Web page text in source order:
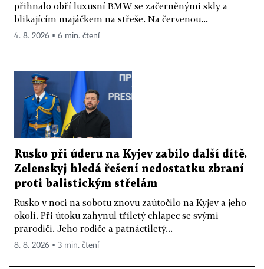
přihnalo obří luxusní BMW se začerněnými skly a
blikajícím majáčkem na střeše. Na červenou...
4. 8. 2026 ▪ 6 min. čtení
Rusko při úderu na Kyjev zabilo další dítě.
Zelenskyj hledá řešení nedostatku zbraní
proti balistickým střelám
Rusko v noci na sobotu znovu zaútočilo na Kyjev a jeho
okolí. Při útoku zahynul tříletý chlapec se svými
prarodiči. Jeho rodiče a patnáctiletý...
8. 8. 2026 ▪ 3 min. čtení